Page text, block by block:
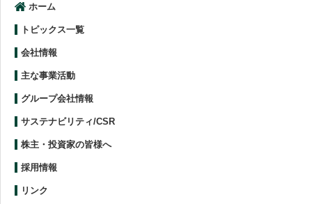
ホーム
トピックス一覧
会社情報
主な事業活動
グループ会社情報
サステナビリティ/CSR
株主・投資家の皆様へ
採用情報
リンク